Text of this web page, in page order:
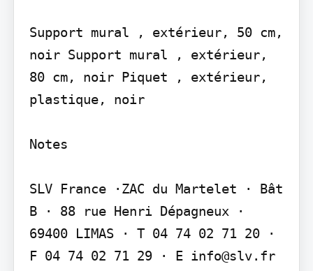
Support mural , extérieur, 50 cm,
noir Support mural , extérieur,
80 cm, noir Piquet , extérieur,
plastique, noir
Notes
SLV France ·ZAC du Martelet · Bât
B · 88 rue Henri Dépagneux ·
69400 LIMAS · T 04 74 02 71 20 ·
F 04 74 02 71 29 · E info@slv.fr